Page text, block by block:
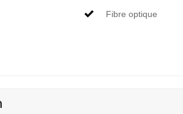
Fibre optique